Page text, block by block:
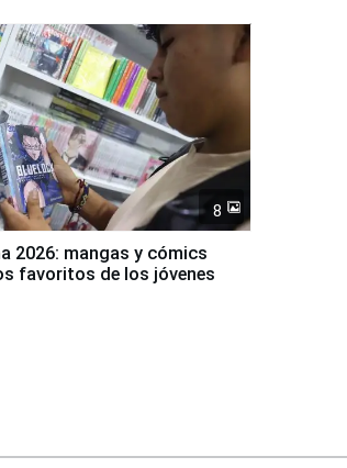
8
2026: mangas y cómics
favoritos de los jóvenes